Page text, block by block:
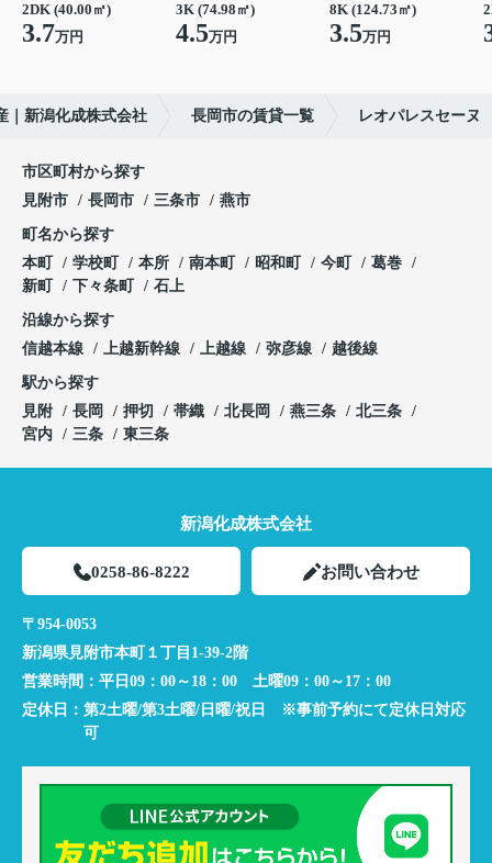
2DK (40.00㎡)
3.7万円
3K (74.98㎡)
4.5万円
8K (124.73㎡)
3.5万円
｜新潟化成株式会社 長岡市の賃貸一覧 レオパレスセーヌ
市区町村から探す
見附市
長岡市 三条市 燕市
町名から探す
本町
学校町 本所 南本町 昭和町 今町
葛巻
新町
下々条町 石上
沿線から探す
信越本線
上越新幹線 上越線 弥彦線 越後線
駅から探す
見附
長岡 押切 帯織 北長岡 燕三条
北三条
宮内
三条 東三条
新潟化成株式会社
0258-86-8222 お問い合わせ
〒954-0053
新潟県見附市本町１丁目1-39-2階
営業時間： 平日09：00～18：00 土曜09：00～17：00
定休日： 第2土曜/第3土曜/日曜/祝日 ※事前予約にて定休日対応
可